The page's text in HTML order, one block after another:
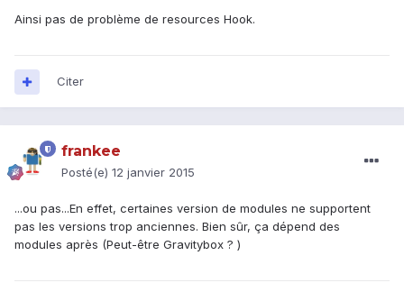
Ainsi pas de problème de resources Hook.
Citer
frankee
Posté(e) 12 janvier 2015
...ou pas...En effet, certaines version de modules ne supportent
pas les versions trop anciennes. Bien sûr, ça dépend des
modules après (Peut-être Gravitybox ? )